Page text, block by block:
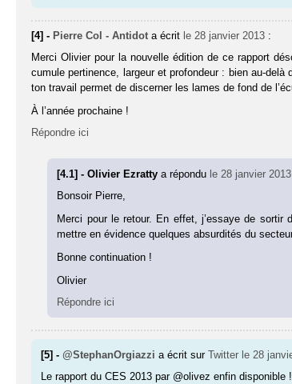
[4] - Pierre Col - Antidot a écrit le 28 janvier 2013 :
Merci Olivier pour la nouvelle édition de ce rapport
cumule pertinence, largeur et profondeur : bien au-
ton travail permet de discerner les lames de fond de
À l’année prochaine !
Répondre ici
[4.1] - Olivier Ezrattya répondu le 28 janvier 2013
Bonsoir Pierre,
Merci pour le retour. En effet, j’essaye de
mettre en évidence quelques absurdités du
Bonne continuation !
Olivier
Répondre ici
[5] -@StephanOrgiazzi a écrit surTwitter le 28
Le rapport du CES 2013 par @olivez enfin disponible !